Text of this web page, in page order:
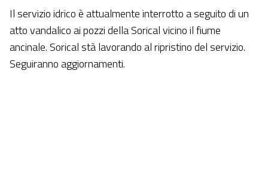
Il servizio idrico è attualmente interrotto a seguito di un
atto vandalico ai pozzi della Sorical vicino il fiume
ancinale. Sorical stà lavorando al ripristino del servizio.
Seguiranno aggiornamenti.